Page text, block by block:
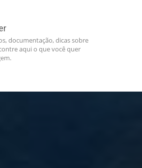
documentação, dicas sobre
aqui o que você quer